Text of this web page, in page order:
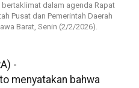
dalam agenda Rapat
Pusat dan Pemerintah Daerah
Barat, Senin (2/2/2026).
-
menyatakan bahwa